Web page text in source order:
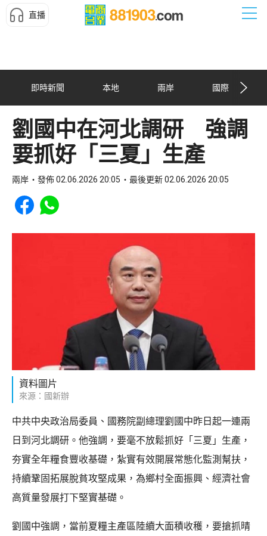
直播
即時新聞 本地 兩岸 國際
劉國中在河北調研 強調
要抓好「三夏」生產
兩岸 發佈 02.06.2026 20:05 最後更新 02.06.2026 20:05
Share to Facebook
Share to WhatsApp
資料圖片
來源：國新辦
中共中央政治局委員、國務院副總理劉國中昨日起一連兩
日到河北調研。他強調，要毫不放鬆抓好「三夏」生產，
夯實全年糧食豐收基礎，紮實有效開展常態化監測幫扶，
持續鞏固拓展脫貧攻堅成果，為鄉村全面振興、經濟社會
高質量發展打下堅實基礎。
劉國中強調，當前夏糧主產區陸續大面積收穫，要搶抓晴